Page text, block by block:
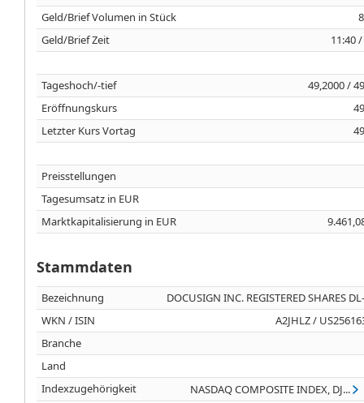
Geld/Brief Volumen in Stück
Geld/Brief Zeit
11:40
Tageshoch/-tief
49,2000 /
Eröffnungskurs
Letzter Kurs Vortag
Preisstellungen
Tagesumsatz in EUR
Marktkapitalisierung in EUR
Stammdaten
Bezeichnung
DOCUSIGN INC. REGISTERED SHARES
WKN / ISIN
A2JHLZ /
Branche
Land
Indexzugehörigkeit
NASDAQ COMPOSITE INDEX, DJ...